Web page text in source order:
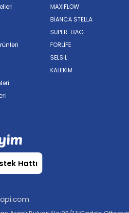
MAXIFLOW
BİANCA STELLA
SUPER-BAG
FORLİFE
SELSİL
KALEKİM
Hattı